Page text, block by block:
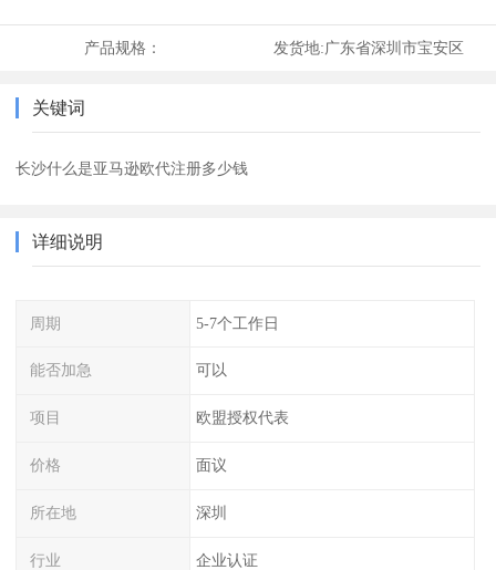
产品规格： 发货地:广东省深圳市宝安区
关键词
长沙什么是亚马逊欧代注册多少钱
详细说明
周期 5-7个工作日
能否加急 可以
项目 欧盟授权代表
价格 面议
所在地 深圳
行业 企业认证